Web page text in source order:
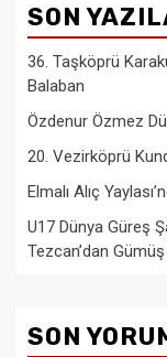
SON
36. Taşköprü
Balaban
Özdenur Özmez
20. Vezirköprü
Elmalı Alıç
U17 Dünya Güreş
Tezcan’dan Gümüş
SON